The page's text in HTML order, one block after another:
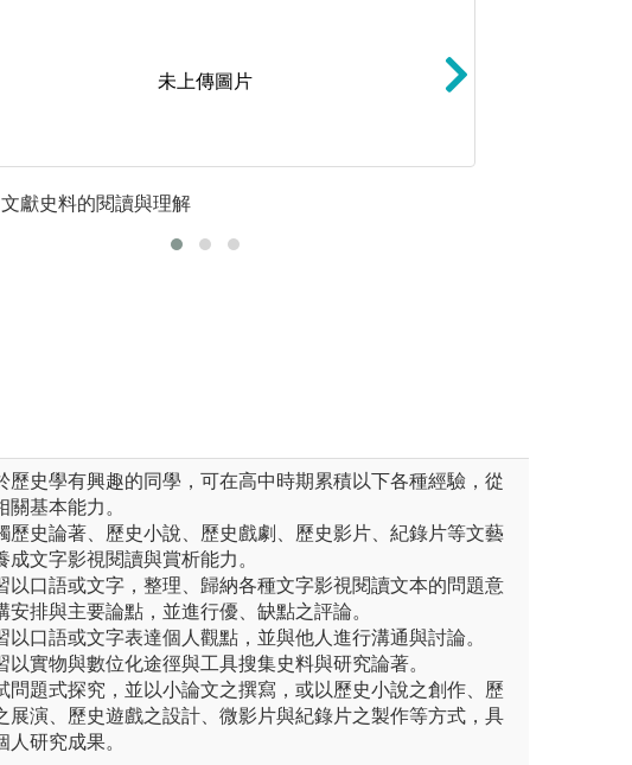
：厚植基本的專業能力與人文素養，藉
動投入，具備田野調查能力。
未上傳圖片
文獻史料的閱讀與理解
歷史學有興趣的同學，可在高中時期累積以下各種經驗，從
關基本能力。
歷史論著、歷史小說、歷史戲劇、歷史影片、紀錄片等文藝
成文字影視閱讀與賞析能力。
以口語或文字，整理、歸納各種文字影視閱讀文本的問題意
安排與主要論點，並進行優、缺點之評論。
以口語或文字表達個人觀點，並與他人進行溝通與討論。
以實物與數位化途徑與工具搜集史料與研究論著。
問題式探究，並以小論文之撰寫，或以歷史小說之創作、歷
展演、歷史遊戲之設計、微影片與紀錄片之製作等方式，具
人研究成果。